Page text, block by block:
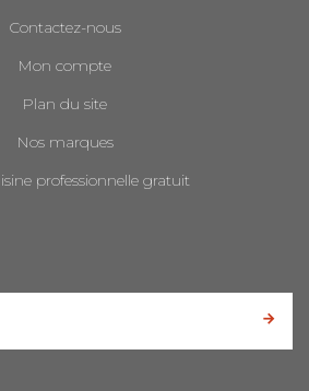
Contactez-nous
Mon compte
Plan du site
Nos marques
professionnelle gratuit